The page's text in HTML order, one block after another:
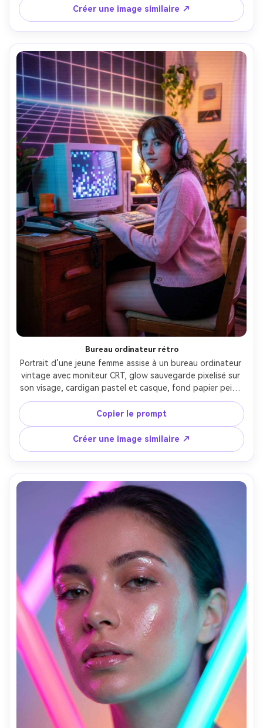
Créer une image similaire ↗
Bureau ordinateur rétro
Portrait d’une jeune femme assise à un bureau ordinateur
vintage avec moniteur CRT, glow sauvegarde pixelisé sur
son visage, cardigan pastel et casque, fond papier peint
grille synthwave, fines lignes VHS et bloom, pris avec
Canon EOS R6, 35mm f/1.8, ambiance cosy et nostalgique,
photoréaliste avec grade vaporwave --ar 4:5
Copier le prompt
Créer une image similaire ↗